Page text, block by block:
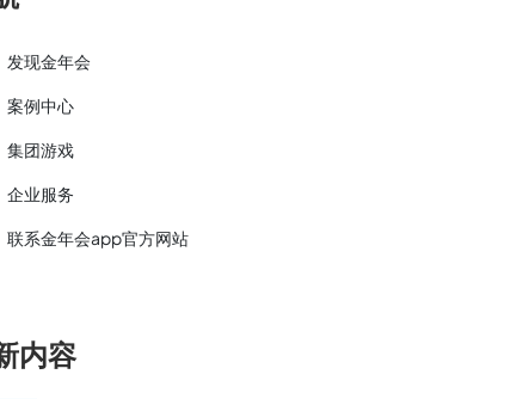
发现金年会
案例中心
集团游戏
企业服务
联系金年会app官方网站
内容